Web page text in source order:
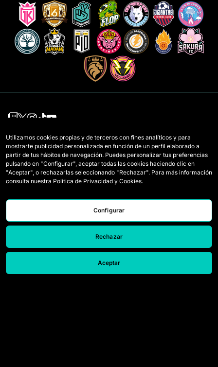
Mannschaften
Draft-Spielerinnen
Wildcards
Simulator
Regeln
Wie Queens gespielt wird
Tickets
Kontakt
Utilizamos cookies propias y de terceros con fines analíticos y para
mostrarte publicidad personalizada en función de un perfil elaborado a
partir de tus hábitos de navegación. Puedes personalizar tus preferencias
pulsando en "Configurar", aceptar todas las cookies haciendo clic en
"Aceptar", o rechazarlas seleccionando "Rechazar". Para más información
consulta nuestra Política de Privacidad y Cookies.
Configurar
Rechazar
Aceptar